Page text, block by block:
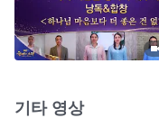
기타 영상